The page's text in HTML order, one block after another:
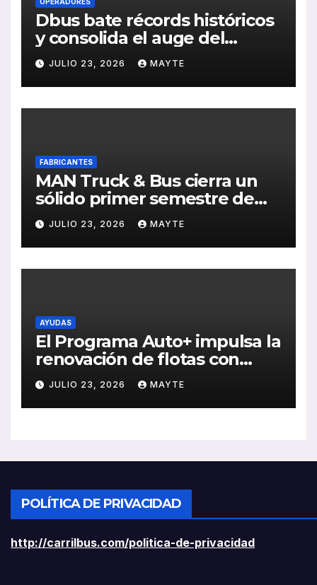
OPERADORES
Dbus bate récords históricos
y consolida el auge del
transporte público en San
Sebastián
JULIO 23, 2026 MAYTE
FABRICANTES
MAN Truck & Bus cierra un
sólido primer semestre de
2026 con crecimiento en
ventas, pedidos y
rentabilidad
JULIO 23, 2026 MAYTE
AYUDAS
El Programa Auto+ impulsa la
renovación de flotas con
ayudas a vehículos eléctricos
ligeros
JULIO 23, 2026 MAYTE
POLÍTICA DE PRIVACIDAD
http://carrilbus.com/politica-de-privacidad